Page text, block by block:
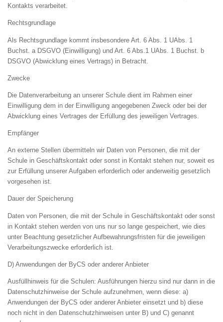
Kontakts verarbeitet.
Rechtsgrundlage
Als Rechtsgrundlage kommt insbesondere Art. 6 Abs. 1 UAbs. 1
Buchst. a DSGVO (Einwilligung) und Art. 6 Abs.1 UAbs. 1 Buchst. b
DSGVO (Abwicklung eines Vertrags) in Betracht.
Zwecke
Die Datenverarbeitung an unserer Schule dient im Rahmen einer
Einwilligung dem in der Einwilligung angegebenen Zweck oder bei der
Abwicklung eines Vertrages der Erfüllung des jeweiligen Vertrages.
Empfänger
An externe Stellen übermitteln wir Daten von Personen, die mit der
Schule in Geschäftskontakt oder sonst in Kontakt stehen nur, soweit es
zur Erfüllung unserer Aufgaben erforderlich oder anderweitig gesetzlich
vorgesehen ist.
Dauer der Speicherung
Daten von Personen, die mit der Schule in Geschäftskontakt oder sonst
in Kontakt stehen werden von uns nur so lange gespeichert, wie dies
unter Beachtung gesetzlicher Aufbewahrungsfristen für die jeweiligen
Verarbeitungszwecke erforderlich ist.
D) Anwendungen der ByCS oder anderer Anbieter
Ausfüllhinweis für die Schulen: Ausführungen hierzu sind nur dann in die
Datenschutzhinweise der Schule aufzunehmen, wenn diese: a)
Anwendungen der ByCS oder anderer Anbieter einsetzt und b) diese
noch nicht in den Datenschutzhinweisen unter B) und C) genannt